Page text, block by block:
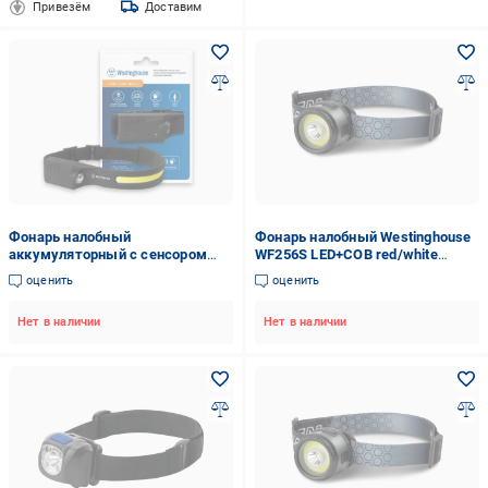
Привезём Доставим
Фонарь налобный
аккумуляторный с сенсором
Westinghouse LED/COB/ WF218
оценить
Нет в наличии
Фонарь налобный Westinghouse
WF256S LED+COB red/white
аккумуляторный с Type-C
(2400556108)
оценить
Нет в наличии